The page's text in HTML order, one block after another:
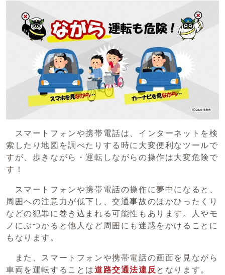
スマートフォンや携帯電話は、インターネットを検
索したり地図を調べたりする時に大変便利なツールで
すが、歩きながら・運転しながらの操作は大変危険で
す！
スマートフォンや携帯電話の操作に夢中になると、
周囲への注意力が低下し、交通事故のほかひったくり
などの犯罪に巻き込まれる可能性もあります。人やモ
ノにぶつかると他人など周囲にも迷惑をかけることに
もなります。
また、スマートフォンや携帯電話の画面を見ながら
車両を運転することは道路交通法違反 となります。